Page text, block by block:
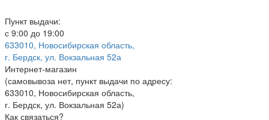
Пункт выдачи:
с 9:00 до 19:00
633010, Новосибирская область,
г. Бердск, ул. Вокзальная 52а
Интернет-магазин
(самовывоза нет, пункт выдачи по адресу:
633010, Новосибирская область,
г. Бердск, ул. Вокзальная 52а)
Как связаться?